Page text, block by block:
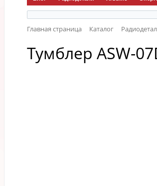
Главная страница Каталог
Тумблер ASW-